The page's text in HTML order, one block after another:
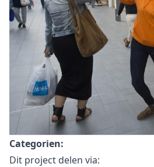
Categorien:
Dit project delen via: